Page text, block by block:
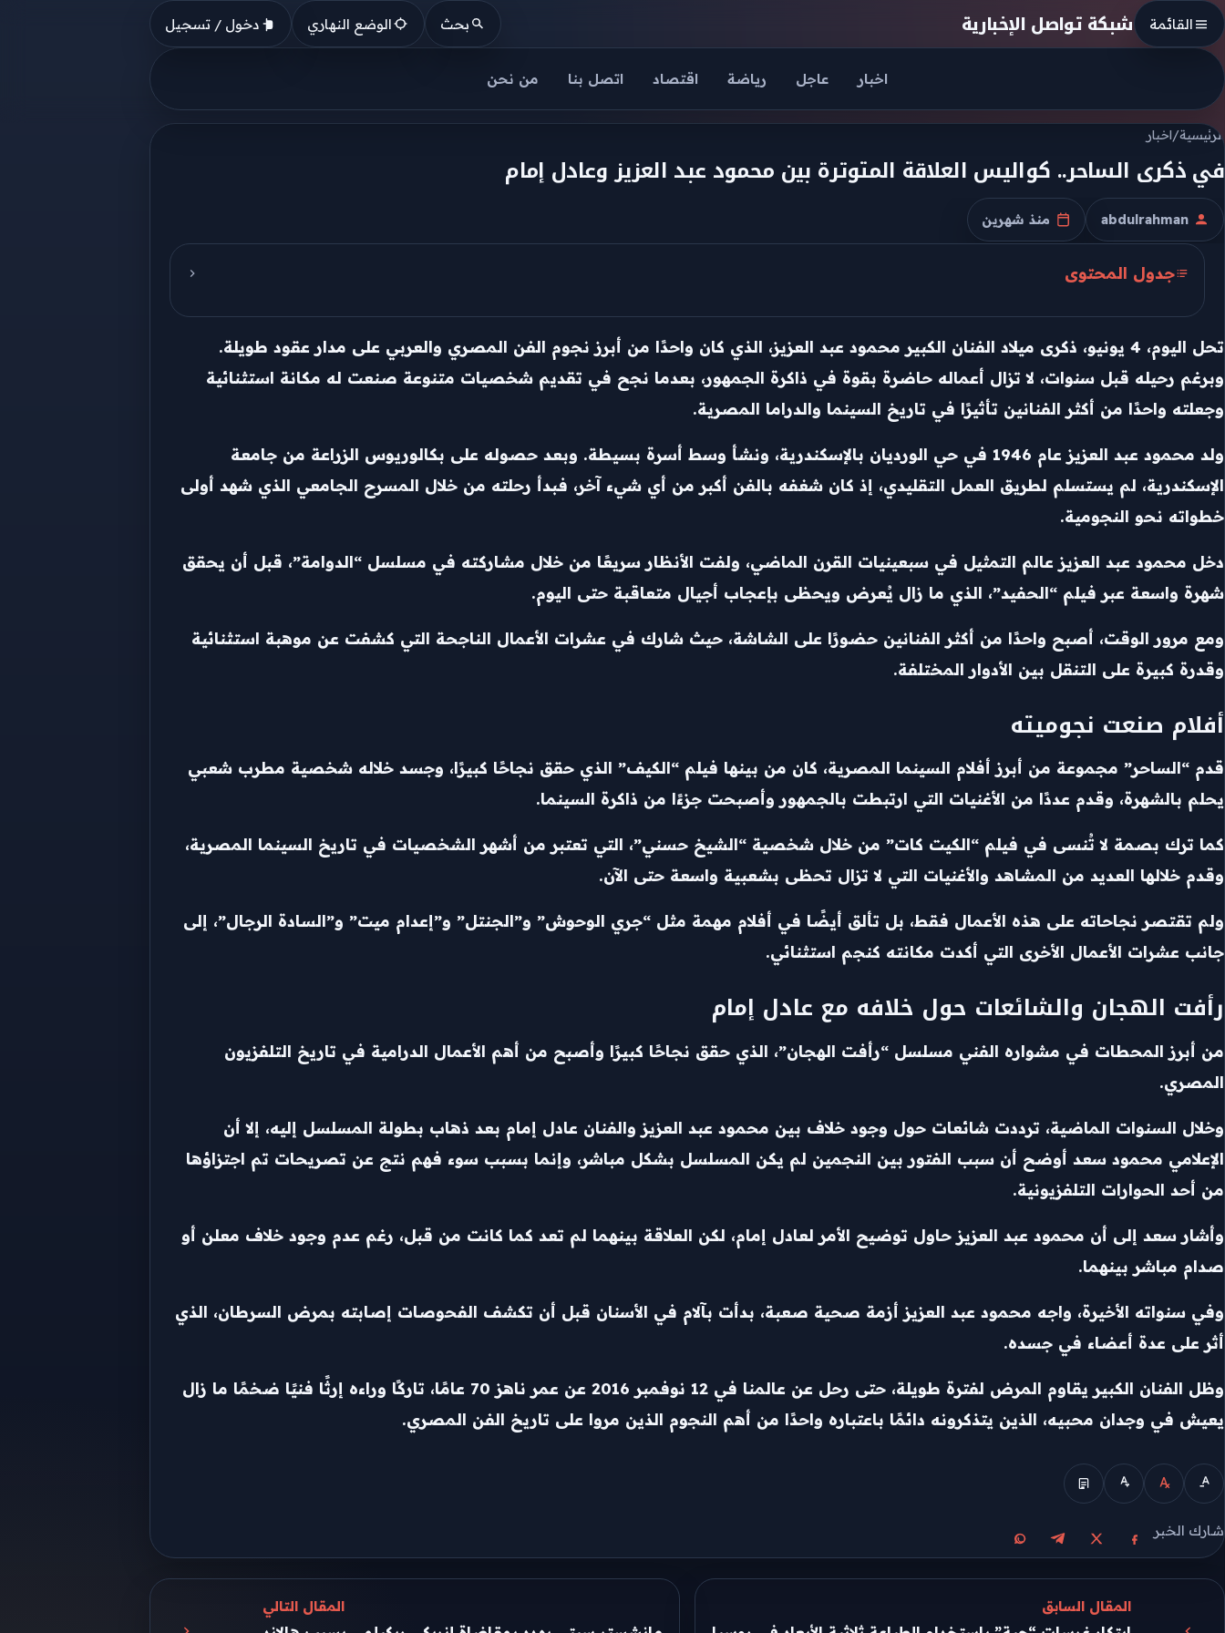
Skip to contentشبكة تواصل الإخبارية القائمة بحث الوضع النهاري دخول / تسجيل
اخبار عاجل رياضة اقتصاد اتصل بنا من نحن
الرئيسية/اخبار
في ذكرى الساحر.. كواليس العلاقة المتوترة بين محمود عبد العزيز وعادل إمام
الكاتب
abdulrahman
تاريخ النشر
منذ شهرين
جدول المحتوى
رأفت الهجان والشائعات حول خلافه مع عادل إمام
تحل اليوم، 4 يونيو، ذكرى ميلاد الفنان الكبير محمود عبد العزيز، الذي كان واحدًا من أبرز نجوم الفن المصري والعربي على مدار عقود طويلة.
وبرغم رحيله قبل سنوات، لا تزال أعماله حاضرة بقوة في ذاكرة الجمهور، بعدما نجح في تقديم شخصيات متنوعة صنعت له مكانة استثنائية
وجعلته واحدًا من أكثر الفنانين تأثيرًا في تاريخ السينما والدراما المصرية.
ولد محمود عبد العزيز عام 1946 في حي الورديان بالإسكندرية، ونشأ وسط أسرة بسيطة. وبعد حصوله على بكالوريوس الزراعة من جامعة
الإسكندرية، لم يستسلم لطريق العمل التقليدي، إذ كان شغفه بالفن أكبر من أي شيء آخر، فبدأ رحلته من خلال المسرح الجامعي الذي شهد أولى
خطواته نحو النجومية.
دخل محمود عبد العزيز عالم التمثيل في سبعينيات القرن الماضي، ولفت الأنظار سريعًا من خلال مشاركته في مسلسل “الدوامة”، قبل أن يحقق
شهرة واسعة عبر فيلم “الحفيد”، الذي ما زال يُعرض ويحظى بإعجاب أجيال متعاقبة حتى اليوم.
ومع مرور الوقت، أصبح واحدًا من أكثر الفنانين حضورًا على الشاشة، حيث شارك في عشرات الأعمال الناجحة التي كشفت عن موهبة استثنائية
وقدرة كبيرة على التنقل بين الأدوار المختلفة.
أفلام صنعت نجوميته
قدم “الساحر” مجموعة من أبرز أفلام السينما المصرية، كان من بينها فيلم “الكيف” الذي حقق نجاحًا كبيرًا، وجسد خلاله شخصية مطرب شعبي
يحلم بالشهرة، وقدم عددًا من الأغنيات التي ارتبطت بالجمهور وأصبحت جزءًا من ذاكرة السينما.
كما ترك بصمة لا تُنسى في فيلم “الكيت كات” من خلال شخصية “الشيخ حسني”، التي تعتبر من أشهر الشخصيات في تاريخ السينما المصرية،
وقدم خلالها العديد من المشاهد والأغنيات التي لا تزال تحظى بشعبية واسعة حتى الآن.
ولم تقتصر نجاحاته على هذه الأعمال فقط، بل تألق أيضًا في أفلام مهمة مثل “جري الوحوش” و”الجنتل” و”إعدام ميت” و”السادة الرجال”، إلى
جانب عشرات الأعمال الأخرى التي أكدت مكانته كنجم استثنائي.
رأفت الهجان والشائعات حول خلافه مع عادل إمام
من أبرز المحطات في مشواره الفني مسلسل “رأفت الهجان”، الذي حقق نجاحًا كبيرًا وأصبح من أهم الأعمال الدرامية في تاريخ التلفزيون
المصري.
وخلال السنوات الماضية، ترددت شائعات حول وجود خلاف بين محمود عبد العزيز والفنان عادل إمام بعد ذهاب بطولة المسلسل إليه، إلا أن
الإعلامي محمود سعد أوضح أن سبب الفتور بين النجمين لم يكن المسلسل بشكل مباشر، وإنما بسبب سوء فهم نتج عن تصريحات تم اجتزاؤها
من أحد الحوارات التلفزيونية.
وأشار سعد إلى أن محمود عبد العزيز حاول توضيح الأمر لعادل إمام، لكن العلاقة بينهما لم تعد كما كانت من قبل، رغم عدم وجود خلاف معلن أو
صدام مباشر بينهما.
وفي سنواته الأخيرة، واجه محمود عبد العزيز أزمة صحية صعبة، بدأت بآلام في الأسنان قبل أن تكشف الفحوصات إصابته بمرض السرطان، الذي
أثر على عدة أعضاء في جسده.
وظل الفنان الكبير يقاوم المرض لفترة طويلة، حتى رحل عن عالمنا في 12 نوفمبر 2016 عن عمر ناهز 70 عامًا، تاركًا وراءه إرثًا فنيًا ضخمًا ما زال
يعيش في وجدان محبيه، الذين يتذكرونه دائمًا باعتباره واحدًا من أهم النجوم الذين مروا على تاريخ الفن المصري.
الوضع المبسط
شارك الخبر
مشاركة على فيسبوك
مشاركة على Xمشاركة على تيليجرام
مشاركة على واتساب
المقال السابق المقال التالي